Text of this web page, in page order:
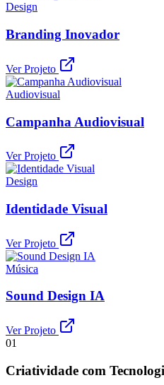
Design
Branding Inovador
Ver Projeto
Audiovisual
Campanha Audiovisual
Ver Projeto
Design
Identidade Visual
Ver Projeto
Música
Sound Design IA
Ver Projeto
01
Criatividade com